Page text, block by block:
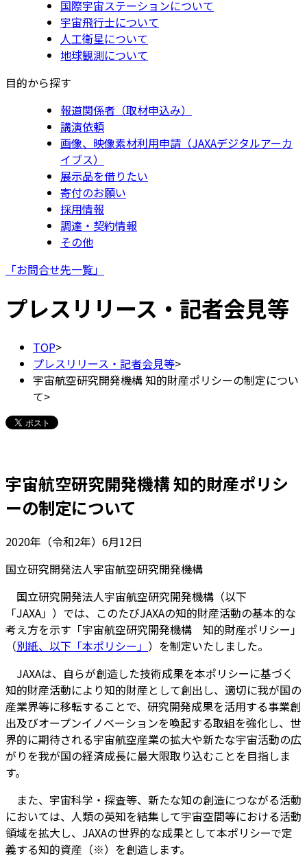
国際宇宙ステーションについて
宇宙飛行士について
人工衛星について
地球観測について
目的から探す
報道関係者（取材申込み）
講演依頼
画像、映像素材利用申請（JAXAデジタルアーカ
イブス）
展示品を借りたい
寄付のお願い
採用情報
調達・契約情報
その他
「お問合せ先一覧」
プレスリリース・記者会見等
TOP>
プレスリリース・記者会見等>
宇宙航空研究開発機構 知的財産ポリシーの制定につい
て>
宇宙航空研究開発機構 知的財産ポリシ
ーの制定について
2020年（令和2年）6月12日
国立研究開発法人宇宙航空研究開発機構
国立研究開発法人宇宙航空研究開発機構（以下
「JAXA」）では、このたびJAXAの知的財産活動の基本的な
考え方を示す「宇宙航空研究開発機構 知的財産ポリシー」
（別紙、以下「本ポリシー」 ）を制定いたしました。
JAXAは、自らが創造した技術成果を本ポリシーに基づく
知的財産活動により知的財産として創出し、適切に我が国の
産業界等に移転することで、研究開発成果を活用する事業創
出及びオープンイノベーションを喚起する取組を強化し、世
界的に期待される宇宙航空産業の拡大や新たな宇宙活動の広
がりを我が国の経済成長に最大限取り込むことを目指しま
す。
また、宇宙科学・探査等、新たな知の創造につながる活動
においては、人類の英知を結集して宇宙空間等における活動
領域を拡大し、JAXAの世界的な成果として本ポリシーで定
義する知的資産（※）を創造します。